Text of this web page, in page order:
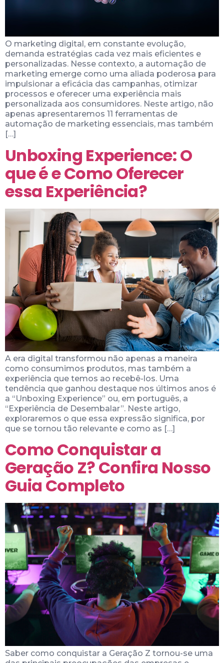
O marketing digital, em constante evolução,
demanda estratégias cada vez mais eficientes e
personalizadas. Nesse contexto, a automação de
marketing emerge como uma aliada poderosa para
impulsionar a eficácia das campanhas, otimizar
processos e oferecer uma experiência mais
personalizada aos consumidores. Neste artigo, não
apenas apresentaremos 11 ferramentas de
automação de marketing essenciais, mas também
[…]
Unboxing Experience: O
que é e Como Oferecer
essa Experiência?
A era digital transformou não apenas a maneira
como consumimos produtos, mas também a
experiência que temos ao recebê-los. Uma
tendência que ganhou destaque nos últimos anos é
a “Unboxing Experience” ou, em português, a
“Experiência de Desembalar”. Neste artigo,
exploraremos o que essa expressão significa, por
que se tornou tão relevante e como as […]
Como Conquistar a
Geração Z? Confira Nosso
Guia Completo
Saber como conquistar a Geração Z tornou-se uma